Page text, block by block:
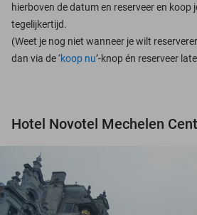
hierboven de datum en reserveer en koop
tegelijkertijd.
(Weet je nog niet wanneer je wilt
dan via de ‘koop nu’-knop én reserveer
Hotel Novotel Mechelen